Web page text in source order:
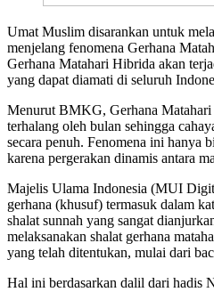
Umat Muslim disarankan untuk
menjelang fenomena Gerhana
Gerhana Matahari Hibrida akan
yang dapat diamati di seluruh
Menurut BMKG, Gerhana Matahari
terhalang oleh bulan sehingga
secara penuh. Fenomena ini hanya
karena pergerakan dinamis antara
Majelis Ulama Indonesia (MUI
gerhana (khusuf) termasuk dalam
shalat sunnah yang sangat
melaksanakan shalat gerhana
yang telah ditentukan, mulai dari
Hal ini berdasarkan dalil dari hadis